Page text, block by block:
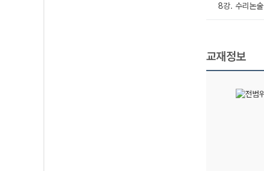
8강. 수리논
교재정보